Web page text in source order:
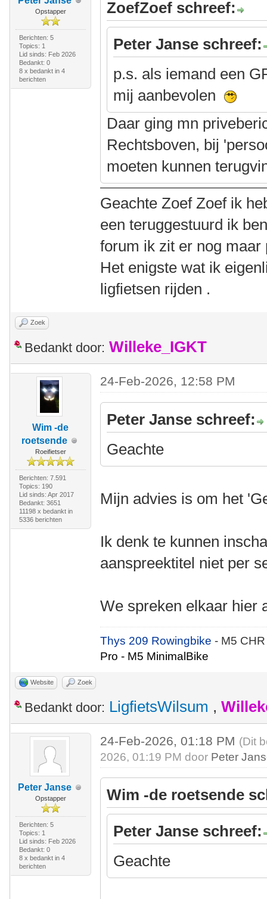
Opstapper
Berichten: 5
Topics: 1
Lid sinds: Feb 2026
Bedankt: 0
8 x bedankt in 4
berichten
ZoefZoef schreef:
Peter Janse schreef:
p.s. als iemand een
mij aanbevolen
Daar ging mn
Rechtsboven, bij
moeten kunnen
Geachte Zoef Zoef ik
een teruggestuurd ik
forum ik zit er nog maar
Het enigste wat ik
ligfietsen rijden .
Zoek
Bedankt door: Willeke_IGKT
Wim -de
roetsende
Roeifietser
Berichten: 7.591
Topics: 190
Lid sinds: Apr 2017
Bedankt: 3651
11198 x bedankt in
5336 berichten
24-Feb-2026, 12:58 PM
Peter Janse schreef:
Geachte
Mijn advies is om het
Ik denk te kunnen
aanspreektitel niet per
We spreken elkaar hier
Thys 209 Rowingbike- M5
Pro - M5 MinimalBike
Website Zoek
Bedankt door: LigfietsWilsum ,
Peter Janse
Opstapper
Berichten: 5
Topics: 1
Lid sinds: Feb 2026
Bedankt: 0
8 x bedankt in 4
berichten
24-Feb-2026, 01:18 PM (Dit
2026, 01:19 PM door Peter
Wim -de roetsende
Peter Janse schreef:
Geachte